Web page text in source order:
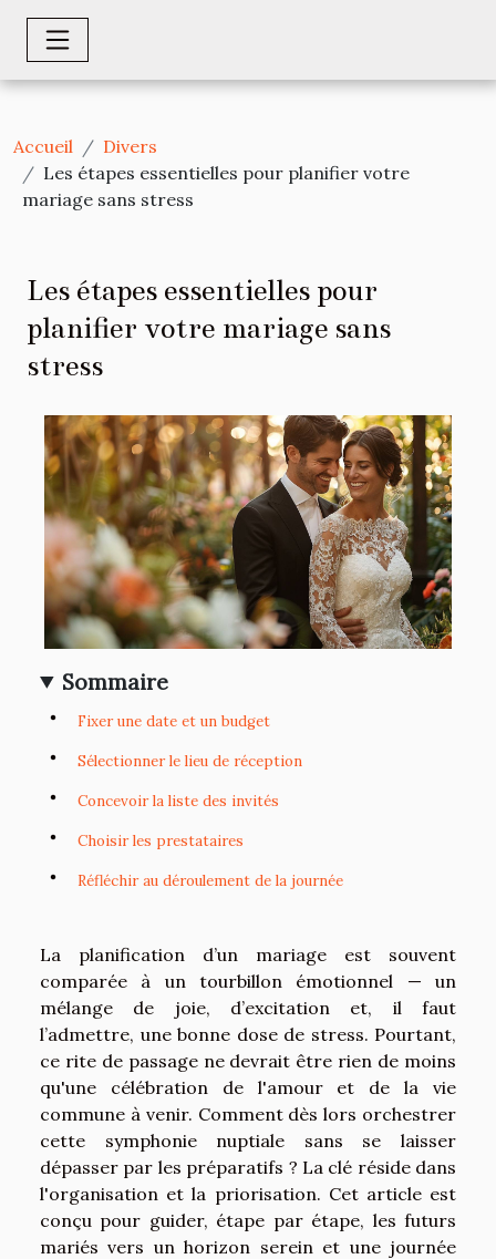
Accueil
Divers
Les étapes essentielles pour planifier votre
mariage sans stress
Les étapes essentielles pour
planifier votre mariage sans
stress
Sommaire
Fixer une date et un budget
Sélectionner le lieu de réception
Concevoir la liste des invités
Choisir les prestataires
Réfléchir au déroulement de la journée
La planification d’un mariage est souvent
comparée à un tourbillon émotionnel — un
mélange de joie, d’excitation et, il faut
l’admettre, une bonne dose de stress. Pourtant,
ce rite de passage ne devrait être rien de moins
qu'une célébration de l'amour et de la vie
commune à venir. Comment dès lors orchestrer
cette symphonie nuptiale sans se laisser
dépasser par les préparatifs ? La clé réside dans
l'organisation et la priorisation. Cet article est
conçu pour guider, étape par étape, les futurs
mariés vers un horizon serein et une journée